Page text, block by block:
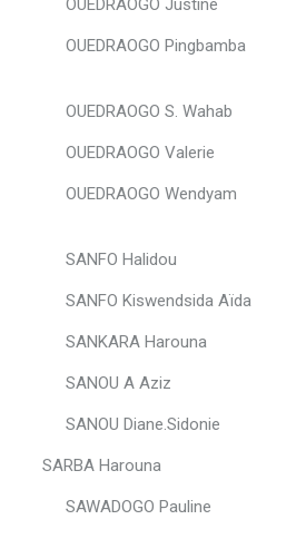
OUEDRAOGO Justine
OUEDRAOGO Pingbamba
OUEDRAOGO S. Wahab
OUEDRAOGO Valerie
OUEDRAOGO Wendyam
SANFO Halidou
SANFO Kiswendsida Aïda
SANKARA Harouna
SANOU A Aziz
SANOU Diane.Sidonie
Harouna
SAWADOGO Pauline